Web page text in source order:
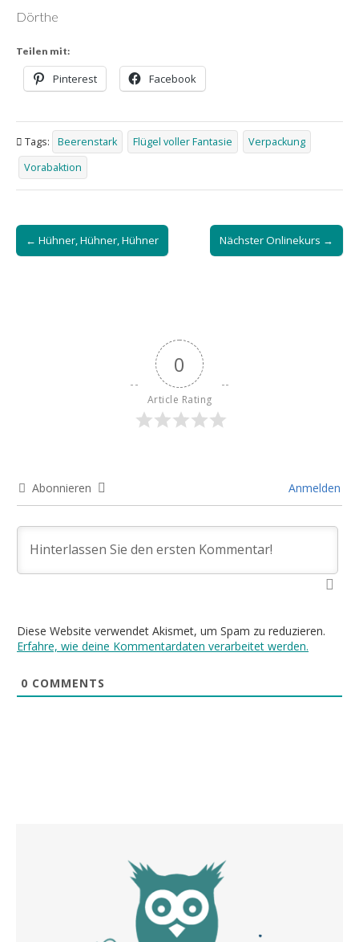
Dörthe
Teilen mit:
Pinterest Facebook
Tags: Beerenstark Flügel voller Fantasie
Verpackung
Vorabaktion
Post
navigation
← Hühner, Hühner, Hühner Nächster Onlinekurs →
0
Article Rating
Abonnieren Anmelden
Diese Website verwendet Akismet, um Spam zu reduzieren.
Erfahre, wie deine Kommentardaten verarbeitet werden.
0 COMMENTS